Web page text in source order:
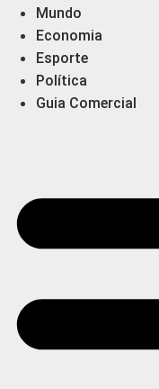
Mundo
Economia
Esporte
Política
Guia Comercial